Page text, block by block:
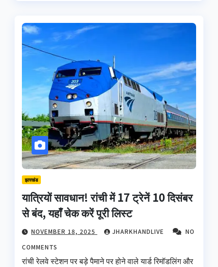
झारखंड
यात्रियों सावधान! रांची में 17 ट्रेनें 10 दिसंबर
से बंद, यहाँ चेक करें पूरी लिस्ट
NOVEMBER 18, 2025 JHARKHANDLIVE
NO
COMMENTS
रांची रेलवे स्टेशन पर बड़े पैमाने पर होने वाले यार्ड रिमॉडलिंग और